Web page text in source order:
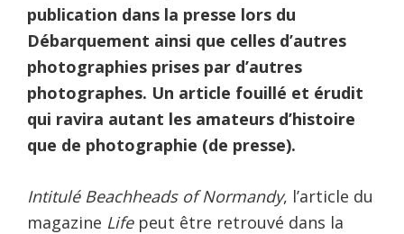
publication dans la presse lors du
Débarquement ainsi que celles d’autres
photographies prises par d’autres
photographes. Un article fouillé et érudit
qui ravira autant les amateurs d’histoire
que de photographie (de presse).
Intitulé Beachheads of Normandy, l’article du
magazine Life peut être retrouvé dans la